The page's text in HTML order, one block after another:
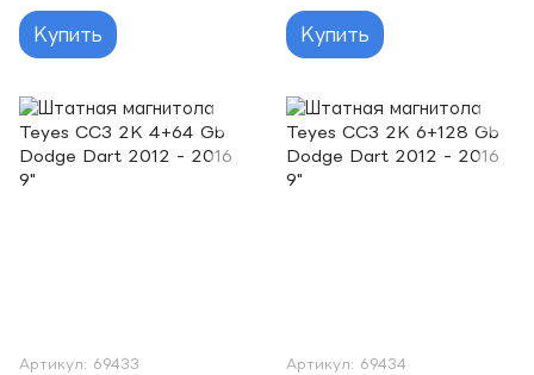
For Town & Country RS
2000-2007 10"
Купить
RS For Town & Country RS
2000-2007 10"
Купить
Артикул: 69433 Артикул: 69434